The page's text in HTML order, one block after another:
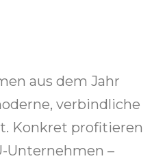
aus dem Jahr
verbindliche
Konkret profitieren
Unternehmen –